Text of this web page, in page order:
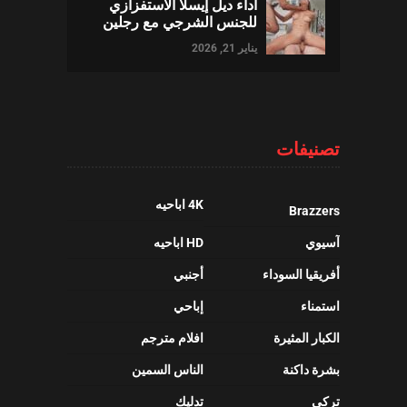
أداء ديل إيسلا الاستفزازي
للجنس الشرجي مع رجلين
يناير 21, 2026
تصنيفات
4K اباحيه Brazzers
HD اباحيه آسيوي
أجنبي أفريقيا السوداء
إباحي استمناء
افلام مترجم الكبار المثيرة
الناس السمين بشرة داكنة
تدليك تركي